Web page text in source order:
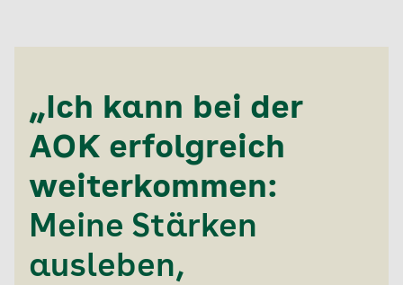
„Ich kann bei der
AOK erfolgreich
weiterkommen:
Meine Stärken
ausleben,